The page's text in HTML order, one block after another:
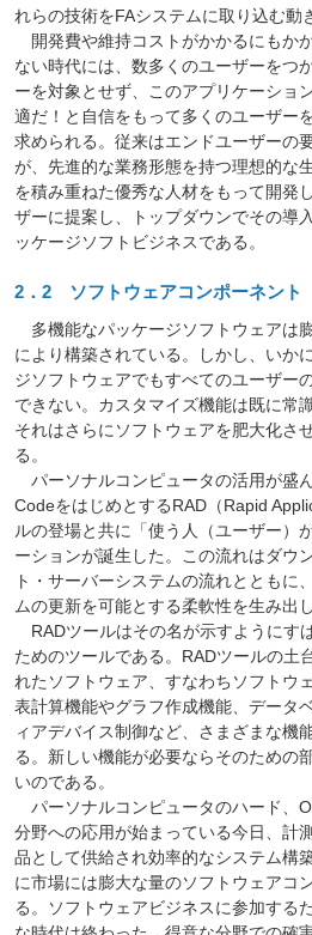
れらの技術をFAシステムに取り込む動
開発費や維持コストがかかるにもか
ない時代には、数多くのユーザーをつ
ーを対象とせず、このアプリケーショ
適だ！と自信をもって多くのユーザー
求められる。従来はエンドユーザーの
が、先進的な業務形態を持つ理想的な
を積み重ねた優秀な人材をもって開発
ザーに提案し、トップダウンでその導
ッケージソフトビジネスである。
2．2 ソフトウェアコンポーネント
多機能なパッケージソフトウェアは
により構築されている。しかし、いか
ジソフトウェアでもすべてのユーザー
できない。カスタマイズ機能は既に常
それはさらにソフトウェアを肥大化さ
る。
パーソナルコンピュータの活用が盛
CodeをはじめとするRAD（Rapid
ルの登場と共に「使う人（ユーザー）
ーションが誕生した。この流れはダウ
ト・サーバーシステムの流れとともに
ムの更新を可能とする柔軟性を生み出し
RADツールはその名が示すようにす
ためのツールである。RADツールの土
れたソフトウェア、すなわちソフトウ
表計算機能やグラフ作成機能、データ
ィアデバイス制御など、さまざまな機
る。新しい機能が必要ならそのための
いのである。
パーソナルコンピュータのハード、
分野への応用が始まっている今日、計
品として供給され効率的なシステム構
に市場には膨大な量のソフトウェアコ
る。ソフトウェアビジネスに参加する